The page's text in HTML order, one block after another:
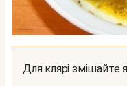
Для клярі змішайте